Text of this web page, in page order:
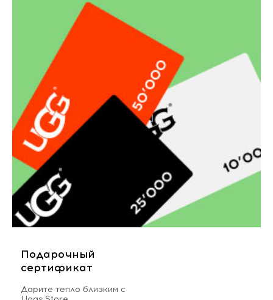
Подарочный
сертификат
Дарите тепло близким с